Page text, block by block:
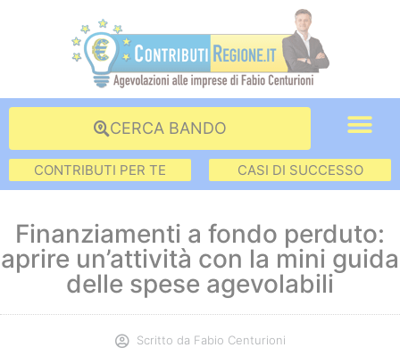
CERCA BANDO
CONTRIBUTI PER TE CASI DI SUCCESSO
Finanziamenti a fondo perduto:
aprire un’attività con la mini guida
delle spese agevolabili
Scritto da Fabio Centurioni